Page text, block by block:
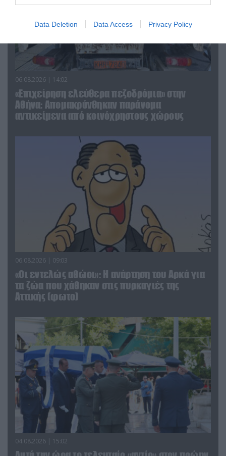
Data Deletion Data Access Privacy Policy
06.08.2026 | 14:02
«Επιχείρηση ελεύθερα πεζοδρόμια» στην
Αθήνα: Απομακρύνθηκαν παράνομα
αντικείμενα από κοινόχρηστους χώρους
06.08.2026 | 09:03
«Οι εντελώς αθώοι»: Η ανάρτηση του Αρκά για
τα ζώα που χάθηκαν στις πυρκαγιές της
Αττικής (φωτο)
04.08.2026 | 15:02